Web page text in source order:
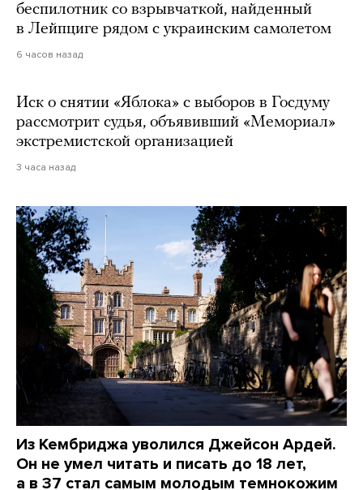
беспилотник со взрывчаткой, найденный
в Лейпциге рядом с украинским самолетом
6 часов назад
Иск о снятии «Яблока» с выборов в Госдуму
рассмотрит судья, объявивший «Мемориал»
экстремистской организацией
3 часа назад
Из Кембриджа уволился Джейсон Ардей.
Он не умел читать и писать до 18 лет,
а в 37 стал самым молодым темнокожим